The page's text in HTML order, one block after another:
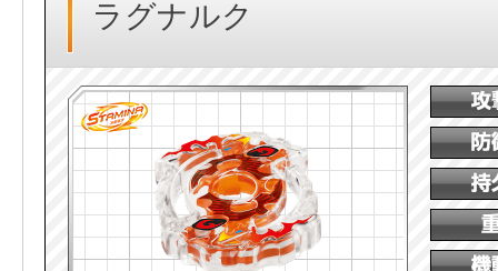
ラグナルク